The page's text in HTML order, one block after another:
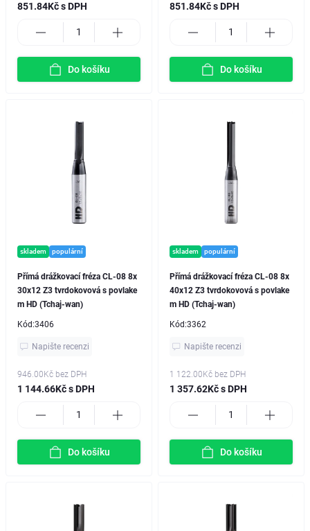
851.84Kč s DPH
Do košíku
851.84Kč s DPH
Do košíku
skladem populární
Přímá drážkovací fréza CL-08 8x
30x12 Z3 tvrdokovová s povlake
m HD (Tchaj-wan)
Kód:3406
Napište recenzi
946.00Kč bez DPH
1 144.66Kč s DPH
Do košíku
skladem populární
Přímá drážkovací fréza CL-08 8x
40x12 Z3 tvrdokovová s povlake
m HD (Tchaj-wan)
Kód:3362
Napište recenzi
1 122.00Kč bez DPH
1 357.62Kč s DPH
Do košíku